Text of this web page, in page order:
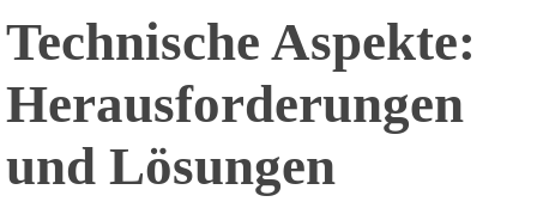
Technische Aspekte:
Herausforderungen
und Lösungen